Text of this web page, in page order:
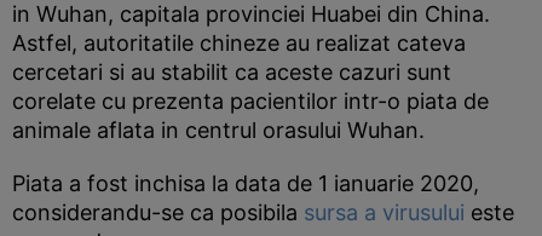
in Wuhan, capitala provinciei Huabei din China.
Astfel, autoritatile chineze au realizat cateva
cercetari si au stabilit ca aceste cazuri sunt
corelate cu prezenta pacientilor intr-o piata de
animale aflata in centrul orasului Wuhan.
Piata a fost inchisa la data de 1 ianuarie 2020,
considerandu-se ca posibila sursa a virusului este